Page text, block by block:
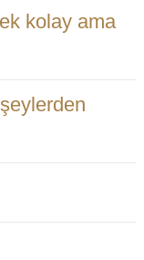
kolay ama